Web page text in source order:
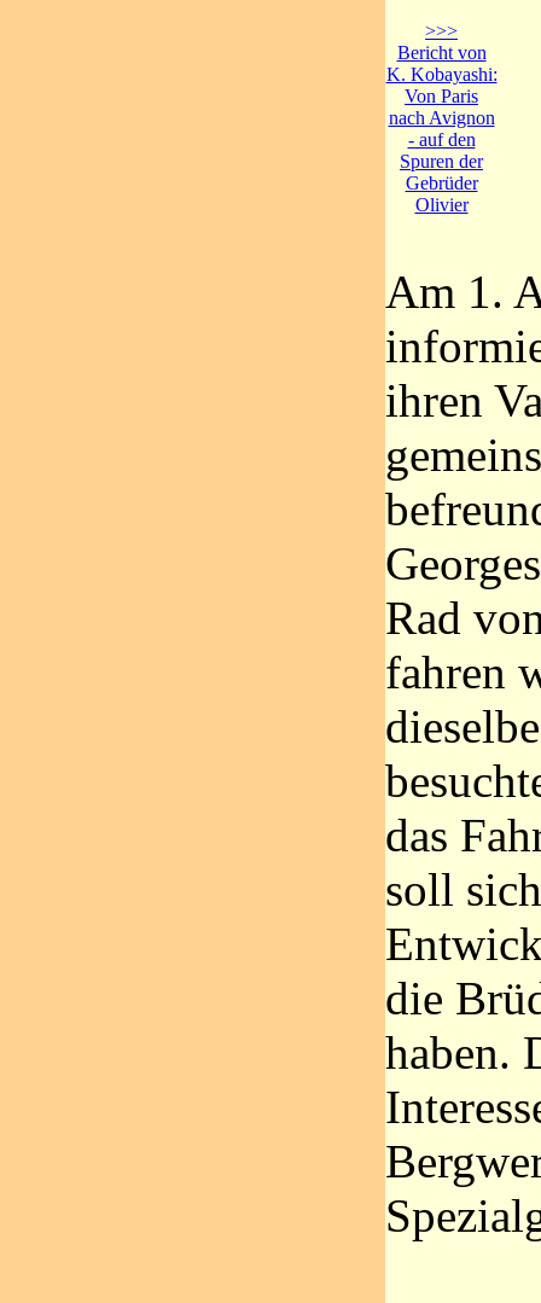
>>>
Bericht von
K. Kobayashi:
Von Paris
nach Avignon
- auf den
Spuren der
Gebrüder
Olivier
Am 1.
ihren
Rad
fahren
das
soll
die
haben.